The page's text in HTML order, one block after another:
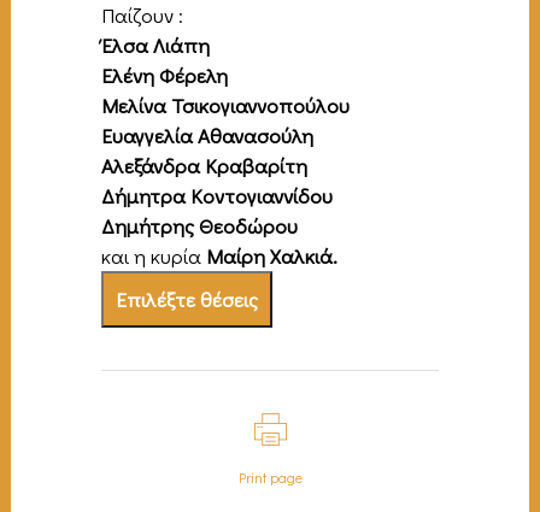
Παίζουν :
Έλσα Λιάπη
Ελένη Φέρελη
Μελίνα Τσικογιαννοπούλου
Ευαγγελία Αθανασούλη
Αλεξάνδρα Κραβαρίτη
Δήμητρα Κοντογιαννίδου
Δημήτρης Θεοδώρου
και η κυρία Μαίρη Χαλκιά.
Επιλέξτε θέσεις
Print page